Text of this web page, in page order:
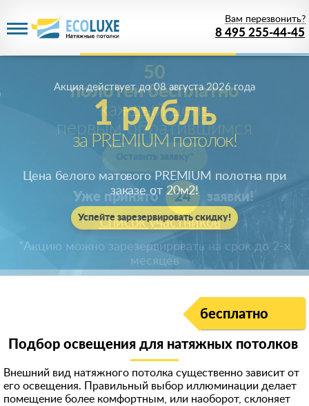
8 495 255-44-45
Вам перезвонить?
1 рубль
за PREMIUM потолок!
Акция действуетдо 08 августа 2026 года
Цена белого матового PREMIUM полотна при
заказе от 20м2!
Успейте зарезервировать скидку!
бесплатно
Подбор освещения для натяжных потолков
Внешний вид натяжного потолка существенно зависит от
его освещения. Правильный выбор иллюминации делает
помещение более комфортным, или наоборот, склоняет